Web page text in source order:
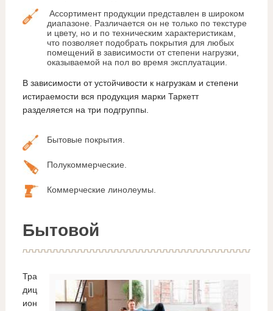
Ассортимент продукции представлен в широком
диапазоне. Различается он не только по текстуре
и цвету, но и по техническим характеристикам,
что позволяет подобрать покрытия для любых
помещений в зависимости от степени нагрузки,
оказываемой на пол во время эксплуатации.
В зависимости от устойчивости к нагрузкам и степени
истираемости вся продукция марки Таркетт
разделяется на три подгруппы.
Бытовые покрытия.
Полукоммерческие.
Коммерческие линолеумы.
Бытовой
Тра
диц
ион